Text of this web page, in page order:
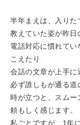
半年まえは、入り
教えていた姿が昨日
電話対応に慣れて
こえたり
会話の文章が上手に
必ず誰しもが通る道
時が立つと、スムー
頼もしく感じます。
私ごとですが、1年